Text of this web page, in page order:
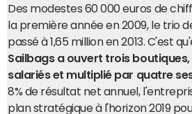
Des modestes 60 000 euros de
la première année en 2009, le trio
passé à 1,65 million en 2013. C'est
Sailbags a ouvert trois
salariés et multiplié par quatre
8% de résultat net annuel,
plan stratégique à l'horizon 2019